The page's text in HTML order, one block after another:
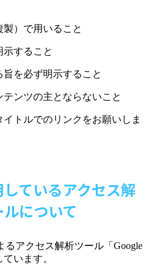
）で用いること
すること
を必ず明示すること
ンツの主とならないこと
トルでのリンクをお願いしま
ているアクセス解
について
るアクセス解析ツール「 Google
います。